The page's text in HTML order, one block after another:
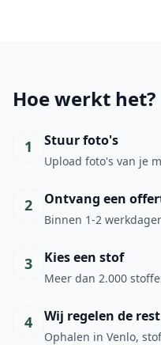
Hoe werkt het?
1 Stuur foto's
Upload foto's van je
2 Ontvang een
Binnen 1-2
3 Kies een stof
Meer dan 2.000
4 Wij regelen de rest
Ophalen in Venlo,